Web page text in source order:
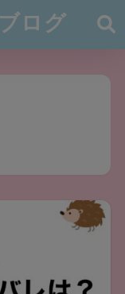
ログ